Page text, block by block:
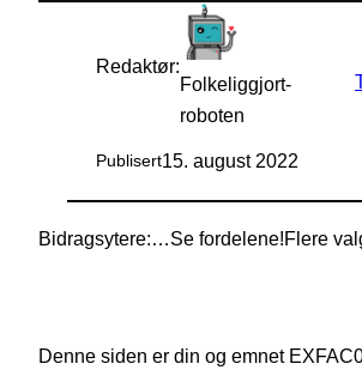
Redaktør:
Folkeliggjort-
roboten
Publisert15. august 2022
Bidragsytere: Se fordelene!Flere
Denne siden er din og emnet